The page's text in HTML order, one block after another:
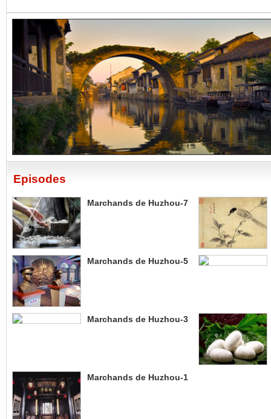
Episodes
Marchands de Huzhou-7
Marchands de Huzhou-5
Marchands de Huzhou-3
Marchands de Huzhou-1